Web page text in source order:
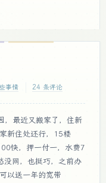
事情 24 条评论
，最近又搬家了，住新
新住处还行，15楼
快，押一付一，水费7
没网，也挺巧，之前办
以送一年的宽带